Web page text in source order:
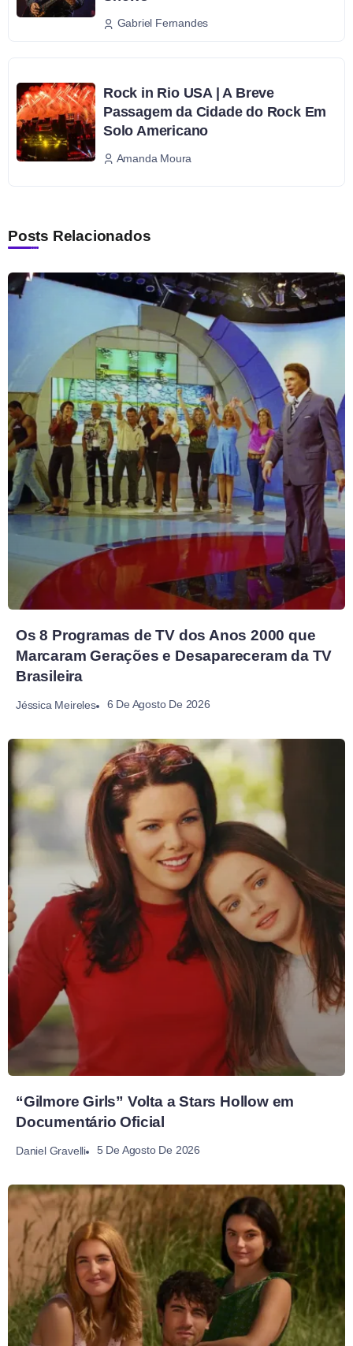
Gabriel Fernandes
Rock in Rio USA | A Breve
Passagem da Cidade do Rock Em
Solo Americano
Amanda Moura
Posts Relacionados
Os 8 Programas de TV dos Anos 2000 que
Marcaram Gerações e Desapareceram da TV
Brasileira
Jéssica Meireles 6 De Agosto De 2026
“Gilmore Girls” Volta a Stars Hollow em
Documentário Oficial
Daniel Gravelli 5 De Agosto De 2026